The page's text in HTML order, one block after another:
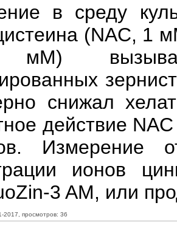
в среду
(NAC, 1
мМ)
снижал
действие
Измерение
ионов
3 AM, или
2017, просмотров: 36